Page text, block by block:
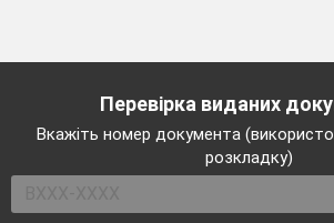
Перевірка виданих
Вкажіть номер документа
розкладку)